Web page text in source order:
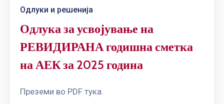
Одлуки и решенија
Одлука за усвојување на
РЕВИДИРАНА годишна сметка
на АЕК за 2025 година
Преземи во PDF тука.